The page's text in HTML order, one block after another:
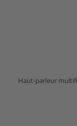
Haut-parleur